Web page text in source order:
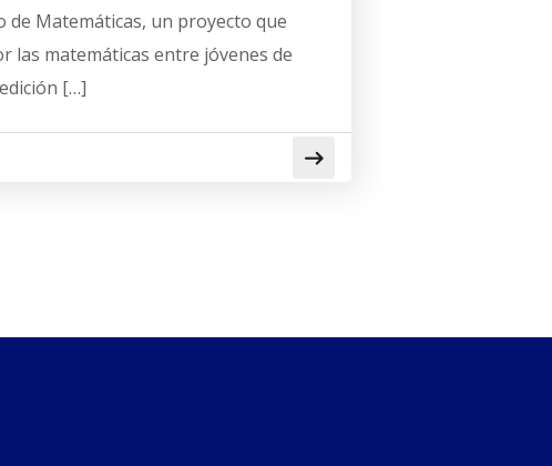
Matemáticas, un proyecto que
las matemáticas entre jóvenes de
[…]